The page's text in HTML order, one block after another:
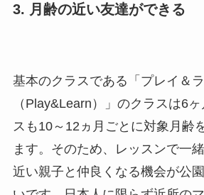
3. 月齢の近い友達ができる
基本のクラスである「プレイ＆
（Play&Learn）」のクラスは6
スも10～12ヵ月ごとに対象月齢
ます。そのため、レッスンで一
近い親子と仲良くなる機会が公